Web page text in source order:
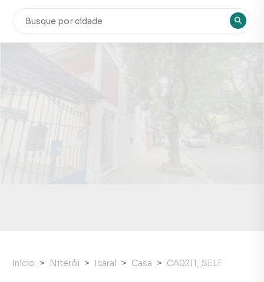
Início Niterói Icaraí Casa CA0211_SELF